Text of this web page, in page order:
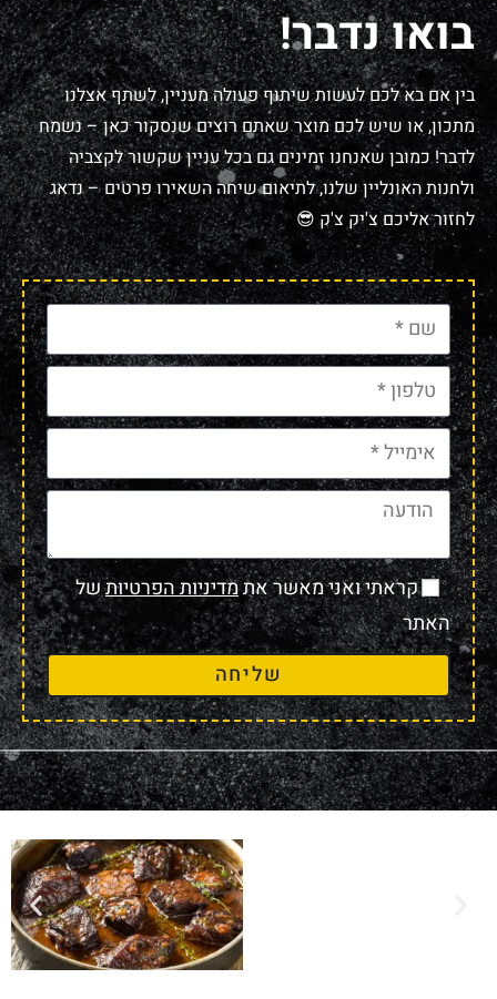
בואו נדבר!
בין אם בא לכם לעשות שיתוף פעולה מעניין, לשתף אצלנו
מתכון, או שיש לכם מוצר שאתם רוצים שנסקור כאן – נשמח
לדבר! כמובן שאנחנו זמינים גם בכל עניין שקשור לקצביה
ולחנות האונליין שלנו, לתיאום שיחה השאירו פרטים – נדאג
לחזור אליכם צ'יק צ'ק 😎
קראתי ואני מאשר אתמדיניות הפרטיותשל
האתר
שליחה